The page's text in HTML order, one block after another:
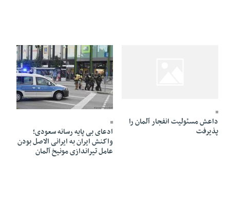
داعش مسئولیت انفجار آلمان را
پذیرفت
02 Mordad 1395 - 23:27
ادعای بی پایه رسانه سعودی؛
واکنش ایران به ایرانی الاصل بودن
عامل تیراندازی مونیخ آلمان